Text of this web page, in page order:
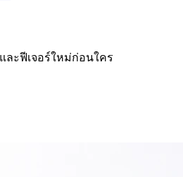
และฟีเจอร์ใหม่ก่อนใคร